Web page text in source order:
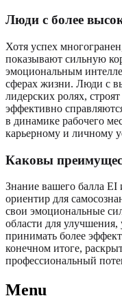
Люди с более
Хотя успех
показывают сильную
эмоциональным
сферах жизни. Люди с
лидерских ролях,
эффективно
в динамике рабочего
карьерному и личному
Каковы
Знание вашего балла EI
ориентир для
свои эмоциональные
области для
принимать более
конечном итоге,
профессиональный
Menu